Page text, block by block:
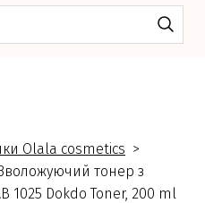
Olala cosmetics
тонер з
1025 Dokdo Toner, 200 ml